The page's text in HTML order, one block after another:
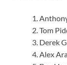
Tom
Derek
Alex